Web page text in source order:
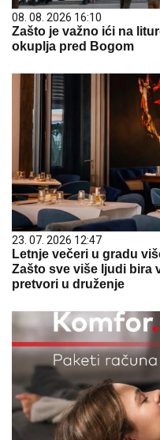
08. 08. 2026 16:10
Zašto je važno ići na
okuplja pred Bogom
23. 07. 2026 12:47
Letnje večeri u gradu
Zašto sve više ljudi bira
pretvori u druženje